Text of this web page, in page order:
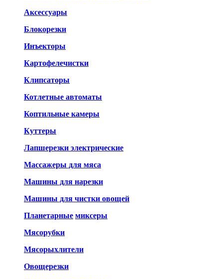
Аксессуары
Блокорезки
Инъекторы
Картофелечистки
Клипсаторы
Котлетные автоматы
Коптильные камеры
Куттеры
Лапшерезки электрические
Массажеры для мяса
Машины для нарезки
Машины для чистки овощей
Планетарные миксеры
Мясорубки
Мясорыхлители
Овощерезки